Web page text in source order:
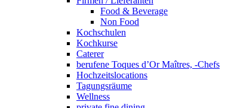
Food & Beverage
Non Food
Kochschulen
Kochkurse
Caterer
berufene Toques d’Or Maîtres, -Chefs
Hochzeitslocations
Tagungsräume
Wellness